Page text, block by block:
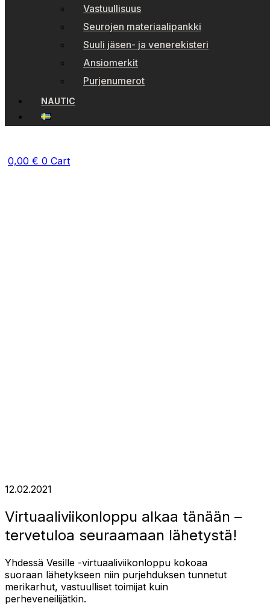
Vastuullisuus
Seurojen materiaalipankki
Suuli jäsen- ja venerekisteri
Ansiomerkit
Purjenumerot
NAUTIC
0,00 € 0 Cart
12.02.2021
Virtuaaliviikonloppu alkaa tänään –
tervetuloa seuraamaan lähetystä!
Yhdessä Vesille -virtuaaliviikonloppu kokoaa
suoraan lähetykseen niin purjehduksen tunnetut
merikarhut, vastuulliset toimijat kuin
perheveneilijätkin.